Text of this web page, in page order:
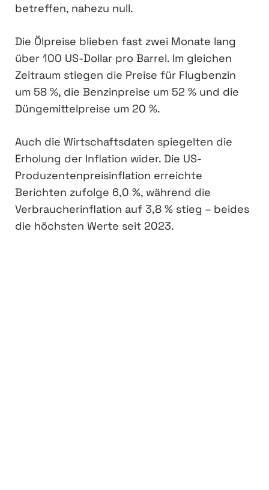
betreffen, nahezu null.
Die Ölpreise blieben fast zwei Monate lang
über 100 US-Dollar pro Barrel. Im gleichen
Zeitraum stiegen die Preise für Flugbenzin
um 58 %, die Benzinpreise um 52 % und die
Düngemittelpreise um 20 %.
Auch die Wirtschaftsdaten spiegelten die
Erholung der Inflation wider. Die US-
Produzentenpreisinflation erreichte
Berichten zufolge 6,0 %, während die
Verbraucherinflation auf 3,8 % stieg – beides
die höchsten Werte seit 2023.